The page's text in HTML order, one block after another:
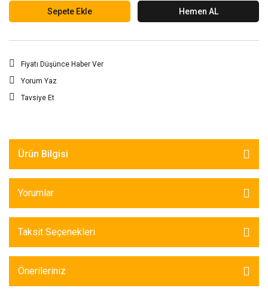
Sepete Ekle Hemen AL
Fiyatı Düşünce Haber Ver
Yorum Yaz
Tavsiye Et
Ürün Bilgisi
Yorumlar
Taksit Seçenekleri
Önerileriniz